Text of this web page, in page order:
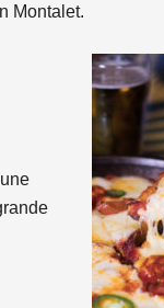
Montalet.